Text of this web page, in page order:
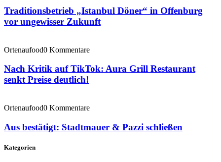
Traditionsbetrieb „Istanbul Döner“ in Offenburg
vor ungewisser Zukunft
Ortenaufood0 Kommentare
Nach Kritik auf TikTok: Aura Grill Restaurant
senkt Preise deutlich!
Ortenaufood0 Kommentare
Aus bestätigt: Stadtmauer & Pazzi schließen
Kategorien